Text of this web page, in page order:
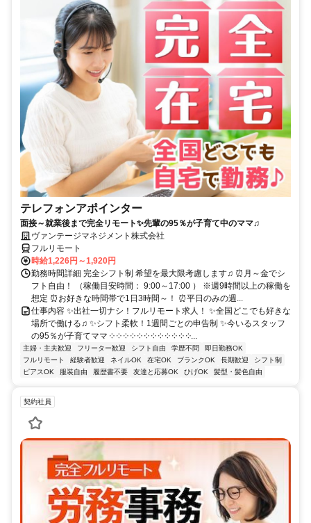
テレフォンアポインター
面接～就業後まで完全リモート✨先輩の95％が子育て中のママ♫
ヴァンテージマネジメント株式会社
フルリモート
時給1,226円～1,920円
勤務時間詳細 完全シフト制 希望を最大限考慮します♫ ⏰月～金でシ
フト自由！ （稼働目安時間： 9:00～17:00 ） ※週9時間以上の稼働を
想定 ⏰お好きな時間帯で1日3時間～！ ⏰平日のみの週...
仕事内容 ✨出社一切ナシ！フルリモート求人！ ✨全国どこでも好きな
場所で働ける♫ ✨シフト柔軟！1週間ごとの申告制 ✨今いるスタッフ
の95％が子育てママ ༶ ༶ ༶ ༶ ༶ ༶ ༶ ༶ ༶ ༶ ༶ ༶...
主婦・主夫歓迎 フリーター歓迎 シフト自由 学歴不問
即日勤務OK
フルリモート
経験者歓迎 ネイルOK 在宅OK ブランクOK 長期歓迎
シフト制
ピアスOK
服装自由 履歴書不要 友達と応募OK ひげOK 髪型・髪色自由
契約社員